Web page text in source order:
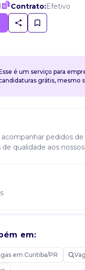
Contrato:Efetivo
é um serviço para
grátis, mesmo
acompanhar pedidos
qualidade aos
pro atividade •
em:
em Curitiba/PR